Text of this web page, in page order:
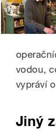
vodou,
vypráví
Jiný